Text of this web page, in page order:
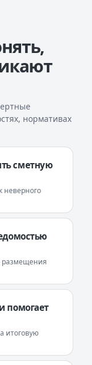
нормативах
сметную
неверного
размещения
помогает
итоговую